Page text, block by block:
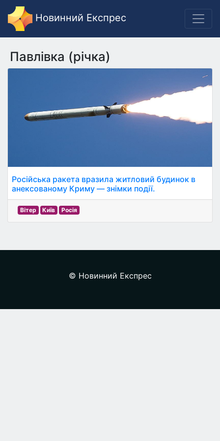
Новинний Експрес
Павлівка (річка)
Російська ракета вразила житловий будинок в
анексованому Криму — знімки події.
Вітер Київ Росія
© Новинний Експрес